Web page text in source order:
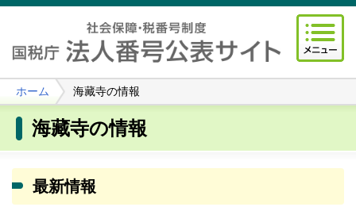
ホーム 海藏寺の情報
海藏寺の情報
最新情報